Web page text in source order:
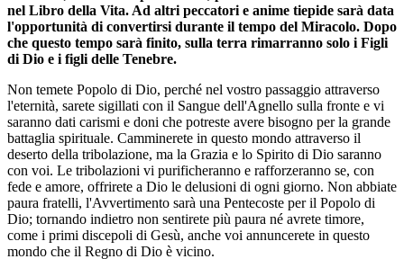
nel Libro della Vita. Ad altri peccatori e anime tiepide sarà data
l'opportunità di convertirsi durante il tempo del Miracolo. Dopo
che questo tempo sarà finito, sulla terra rimarranno solo i Figli
di Dio e i figli delle Tenebre.
Non temete Popolo di Dio, perché nel vostro passaggio attraverso
l'eternità, sarete sigillati con il Sangue dell'Agnello sulla fronte e vi
saranno dati carismi e doni che potreste avere bisogno per la grande
battaglia spirituale. Camminerete in questo mondo attraverso il
deserto della tribolazione, ma la Grazia e lo Spirito di Dio saranno
con voi. Le tribolazioni vi purificheranno e rafforzeranno se, con
fede e amore, offrirete a Dio le delusioni di ogni giorno. Non abbiate
paura fratelli, l'Avvertimento sarà una Pentecoste per il Popolo di
Dio; tornando indietro non sentirete più paura né avrete timore,
come i primi discepoli di Gesù, anche voi annuncerete in questo
mondo che il Regno di Dio è vicino.